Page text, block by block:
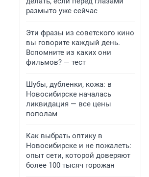
размыто уже сейчас
Эти фразы из советского кино
вы говорите каждый день.
Вспомните из каких они
фильмов? — тест
Шубы, дубленки, кожа: в
Новосибирске началась
ликвидация — все цены
пополам
Как выбрать оптику в
Новосибирске и не пожалеть:
опыт сети, которой доверяют
более 100 тысяч горожан